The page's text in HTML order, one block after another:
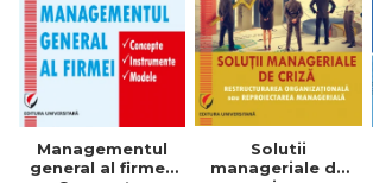
Managementul
general al firmei.
Solutii
manageriale de